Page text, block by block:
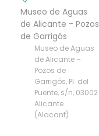
Museo de Aguas
de Alicante - Pozos
de Garrigós
Museo de Aguas
de Alicante –
Pozos de
Garrigós, Pl. del
Puente, s/n, 03002
Alicante
(Alacant)